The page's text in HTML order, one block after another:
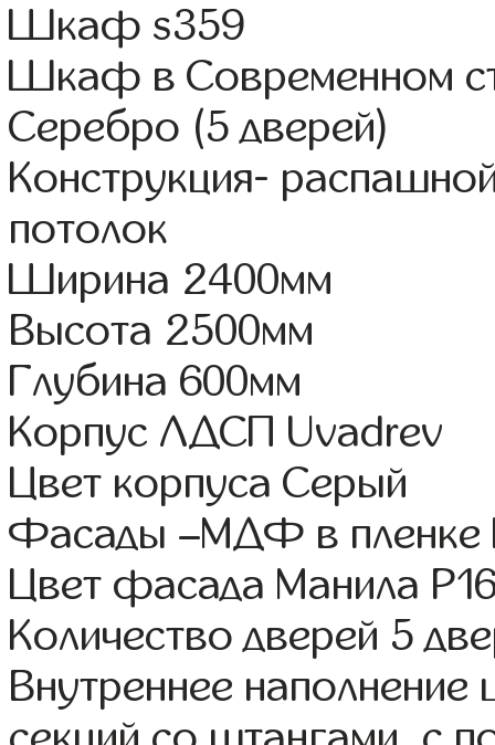
Шкаф s359
Шкаф в Современном
Серебро (5 дверей)
Конструкция-
потолок
Ширина 2400мм
Высота 2500мм
Глубина 600мм
Корпус ЛДСП Uvadrev
Цвет корпуса Серый
Фасады –МДФ в пленке
Цвет фасада Манила
Количество дверей 5
Внутреннее